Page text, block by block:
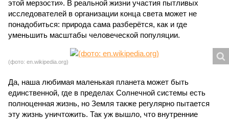
этой мерзости». В реальной жизни участия пытливых
исследователей в организации конца света может не
понадобиться: природа сама разберётся, как и где
уменьшить масштабы человеческой популяции.
(фото: en.wikipedia.org)
Да, наша любимая маленькая планета может быть
единственной, где в пределах Солнечной системы есть
полноценная жизнь, но Земля также регулярно пытается
эту жизнь уничтожить. Так уж вышло, что внутренние